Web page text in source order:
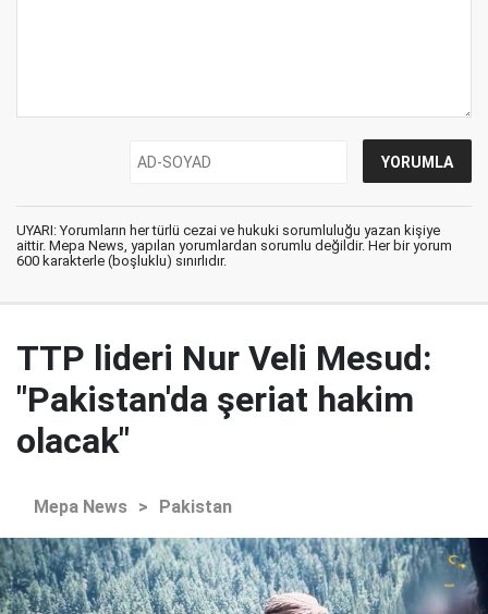
UYARI: Yorumların her türlü cezai ve hukuki sorumluluğu yazan kişiye
aittir. Mepa News, yapılan yorumlardan sorumlu değildir. Her bir yorum
600 karakterle (boşluklu) sınırlıdır.
TTP lideri Nur Veli Mesud:
"Pakistan'da şeriat hakim
olacak"
Mepa News > Pakistan